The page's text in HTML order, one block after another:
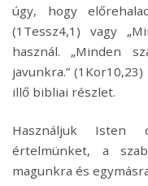
úgy, hogy
(1Tessz4,1) vagy
használ. „Minden
javunkra.”
illő bibliai részlet.
Használjuk Isten
értelmünket, a
magunkra és